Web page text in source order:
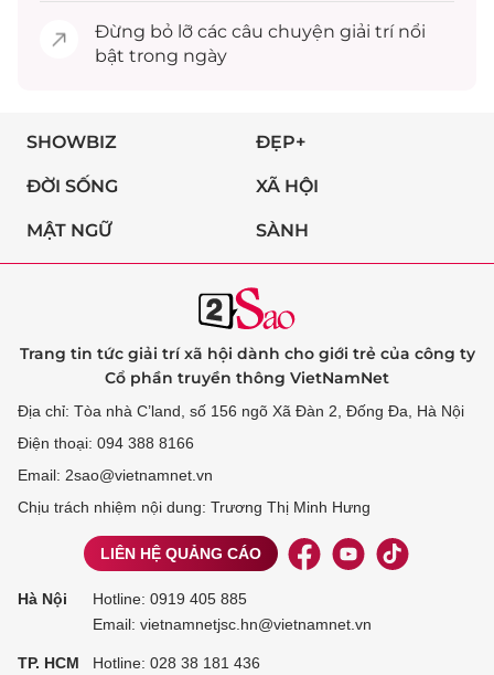
Đừng bỏ lỡ các câu chuyện giải trínổi
bật trong ngày
SHOWBIZ ĐẸP+
ĐỜI SỐNG XÃ HỘI
MẬT NGỮ SÀNH
Trang tin tức giải trí xã hội dành cho giới trẻ của công ty
Cổ phần truyền thông VietNamNet
Địa chỉ: Tòa nhà C’land, số 156 ngõ Xã Đàn 2, Đống Đa, Hà Nội
Điện thoại: 094 388 8166
Email: 2sao@vietnamnet.vn
Chịu trách nhiệm nội dung: Trương Thị Minh Hưng
LIÊN HỆ QUẢNG CÁO
Hà Nội Hotline: 0919 405 885
Email: vietnamnetjsc.hn@vietnamnet.vn
TP. HCM Hotline: 028 38 181 436